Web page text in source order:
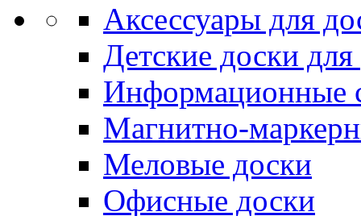
Аксессуары для
Детские доски
Информационные
Магнитно-
Меловые доски
Офисные доски